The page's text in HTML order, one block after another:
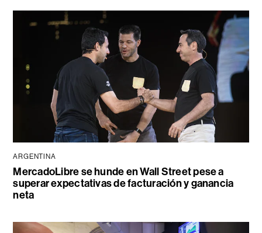
ARGENTINA
MercadoLibre se hunde en Wall Street pese a
superar expectativas de facturación y ganancia
neta